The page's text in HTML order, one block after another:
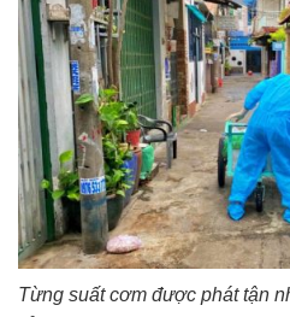
Từng suất cơm được phát tận